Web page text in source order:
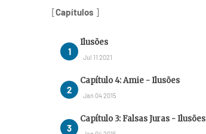
[Capítulos ]
Ilusões
Jul 11 2021
Capítulo 4: Amie - Ilusões
Jan 04 2015
Capítulo 3: Falsas Juras - Ilusões